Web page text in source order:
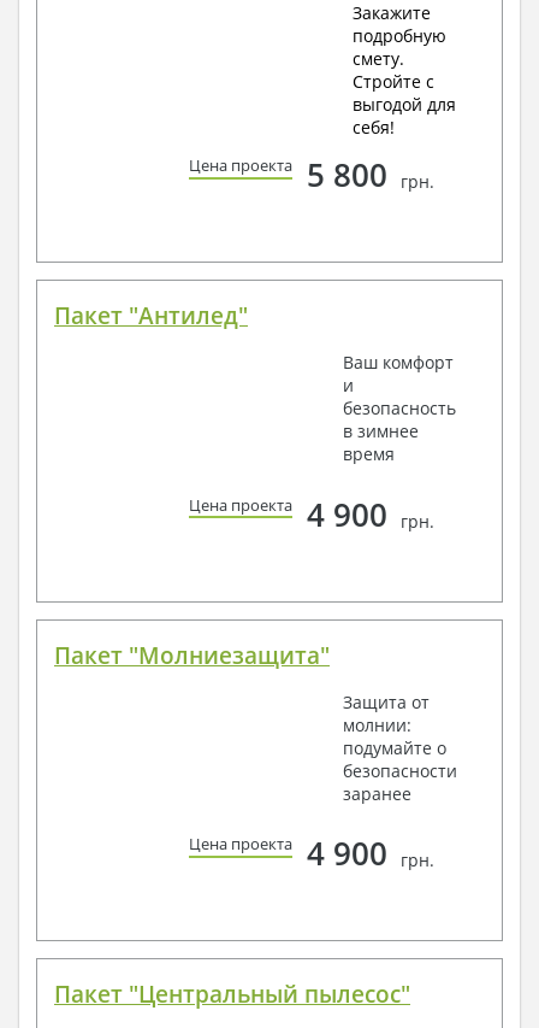
Закажите
подробную
смету.
Стройте с
выгодой для
себя!
Цена проекта 5 800 грн.
Пакет "Антилед"
Ваш комфорт
и
безопасность
в зимнее
время
Цена проекта 4 900 грн.
Пакет "Молниезащита"
Защита от
молнии:
подумайте о
безопасности
заранее
Цена проекта 4 900 грн.
Пакет "Центральный пылесос"